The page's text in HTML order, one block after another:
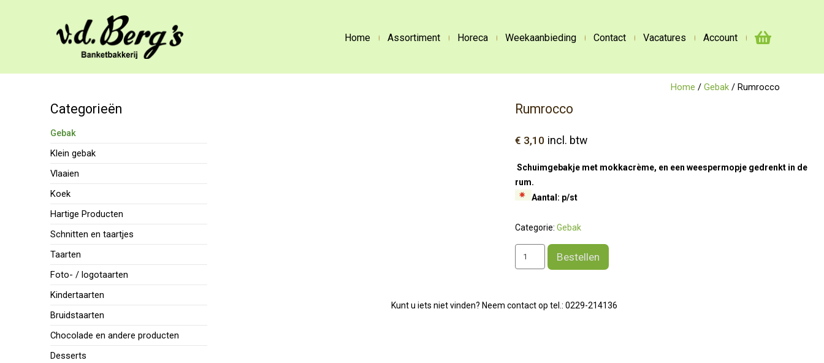
Home Assortiment Horeca Weekaanbieding Contact Vacatures Account
Categorieën
Gebak
Klein gebak
Vlaaien
Koek
Hartige Producten
Schnitten en taartjes
Taarten
Foto- / logotaarten
Kindertaarten
Bruidstaarten
Chocolade en andere producten
Desserts
Home / Gebak / Rumrocco
Rumrocco
€ 3,10 incl. btw
Schuimgebakje met mokkacrème, en een weespermopje gedrenkt in de
rum.
Aantal: p/st
Categorie: Gebak
Rumrocco
aantal
Bestellen
Kunt u iets niet vinden? Neem contact op tel.: 0229-214136